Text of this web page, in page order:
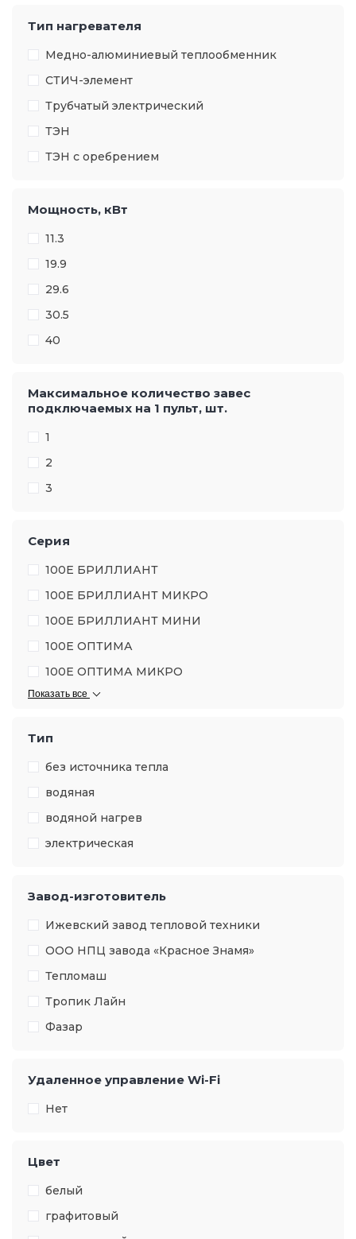
Тип нагревателя
Медно-алюминиевый теплообменник
СТИЧ-элемент
Трубчатый электрический
ТЭН
ТЭН с оребрением
Мощность, кВт
11.3
19.9
29.6
30.5
40
Максимальное количество завес
подключаемых на 1 пульт, шт.
1
2
3
Серия
100Е БРИЛЛИАНТ
100Е БРИЛЛИАНТ МИКРО
100Е БРИЛЛИАНТ МИНИ
100Е ОПТИМА
100Е ОПТИМА МИКРО
Показать все
Тип
без источника тепла
водяная
водяной нагрев
электрическая
Завод-изготовитель
Ижевский завод тепловой техники
ООО НПЦ завода «Красное Знамя»
Тепломаш
Тропик Лайн
Фазар
Удаленное управление Wi-Fi
Нет
Цвет
белый
графитовый